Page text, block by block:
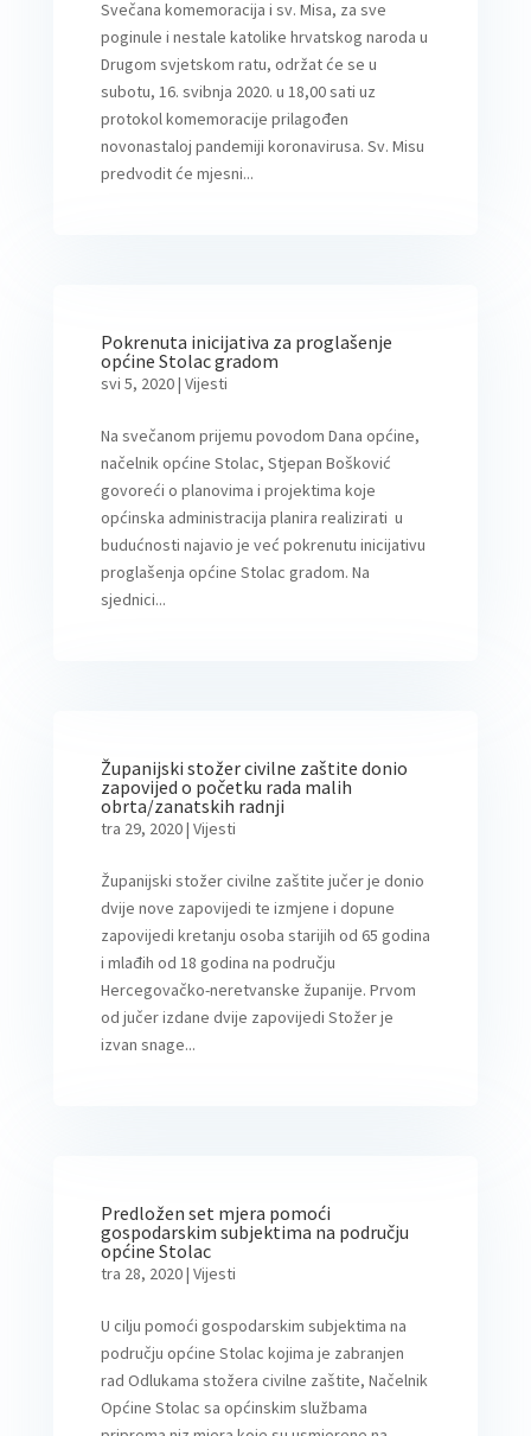
Svečana komemoracija i sv. Misa, za sve
poginule i nestale katolike hrvatskog naroda u
Drugom svjetskom ratu, održat će se u
subotu, 16. svibnja 2020. u 18,00 sati uz
protokol komemoracije prilagođen
novonastaloj pandemiji koronavirusa. Sv. Misu
predvodit će mjesni...
Pokrenuta inicijativa za proglašenje
općine Stolac gradom
svi 5, 2020| Vijesti
Na svečanom prijemu povodom Dana općine,
načelnik općine Stolac, Stjepan Bošković
govoreći o planovima i projektima koje
općinska administracija planira realizirati u
budućnosti najavio je već pokrenutu inicijativu
proglašenja općine Stolac gradom. Na
sjednici...
Županijski stožer civilne zaštite donio
zapovijed o početku rada malih
obrta/zanatskih radnji
tra 29, 2020| Vijesti
Županijski stožer civilne zaštite jučer je donio
dvije nove zapovijedi te izmjene i dopune
zapovijedi kretanju osoba starijih od 65 godina
i mlađih od 18 godina na području
Hercegovačko-neretvanske županije. Prvom
od jučer izdane dvije zapovijedi Stožer je
izvan snage...
Predložen set mjera pomoći
gospodarskim subjektima na području
općine Stolac
tra 28, 2020| Vijesti
U cilju pomoći gospodarskim subjektima na
području općine Stolac kojima je zabranjen
rad Odlukama stožera civilne zaštite, Načelnik
Općine Stolac sa općinskim službama